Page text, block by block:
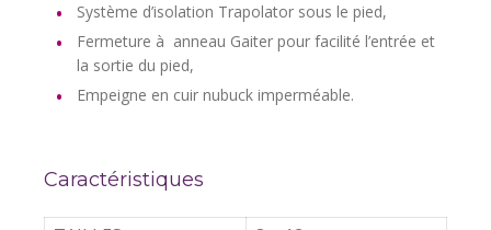
Système d’isolation Trapolator sous le pied,
Fermeture à anneau Gaiter pour facilité l’entrée et
la sortie du pied,
Empeigne en cuir nubuck imperméable.
Caractéristiques